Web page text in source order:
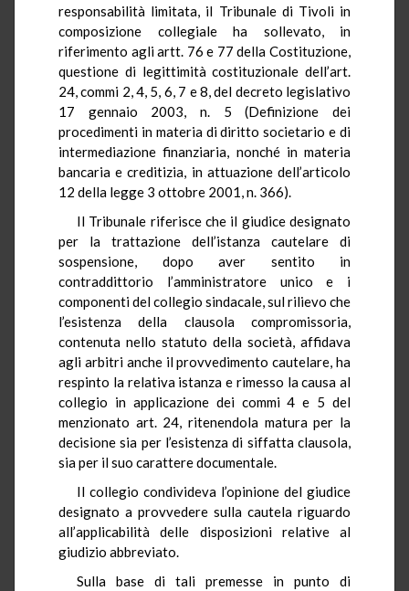
responsabilità limitata, il Tribunale di Tivoli in
composizione collegiale ha sollevato, in
riferimento agli artt. 76 e 77 della Costituzione,
questione di legittimità costituzionale dell’art.
24, commi 2, 4, 5, 6, 7 e 8, del decreto legislativo
17 gennaio 2003, n. 5 (Definizione dei
procedimenti in materia di diritto societario e di
intermediazione finanziaria, nonché in materia
bancaria e creditizia, in attuazione dell’articolo
12 della legge 3 ottobre 2001, n. 366).
Il Tribunale riferisce che il giudice designato
per la trattazione dell’istanza cautelare di
sospensione, dopo aver sentito in
contraddittorio l’amministratore unico e i
componenti del collegio sindacale, sul rilievo che
l’esistenza della clausola compromissoria,
contenuta nello statuto della società, affidava
agli arbitri anche il provvedimento cautelare, ha
respinto la relativa istanza e rimesso la causa al
collegio in applicazione dei commi 4 e 5 del
menzionato art. 24, ritenendola matura per la
decisione sia per l’esistenza di siffatta clausola,
sia per il suo carattere documentale.
Il collegio condivideva l’opinione del giudice
designato a provvedere sulla cautela riguardo
all’applicabilità delle disposizioni relative al
giudizio abbreviato.
Sulla base di tali premesse in punto di